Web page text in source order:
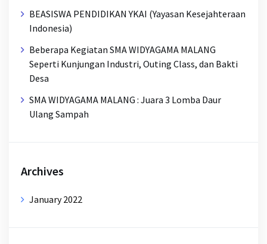
BEASISWA PENDIDIKAN YKAI (Yayasan Kesejahteraan
Indonesia)
Beberapa Kegiatan SMA WIDYAGAMA MALANG
Seperti Kunjungan Industri, Outing Class, dan Bakti
Desa
SMA WIDYAGAMA MALANG : Juara 3 Lomba Daur
Ulang Sampah
Archives
January 2022